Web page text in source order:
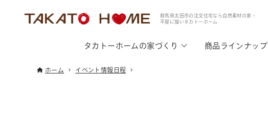
群馬県太田市の注文住宅なら自然素材の家・
平屋に強いタカトーホーム
タカトーホームの家づくり 商品ラインナップ
ホーム イベント情報日程